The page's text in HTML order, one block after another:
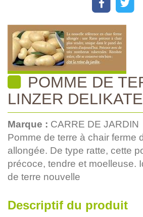
POMME DE
LINZER
Marque : CARRE DE JARDIN
Pomme de terre à chair ferme
allongée. De type ratte, cette
précoce, tendre et moelleuse.
de terre nouvelle
Descriptif du produit